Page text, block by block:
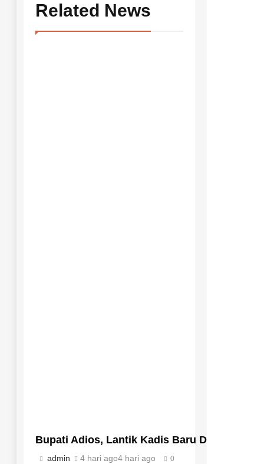
Related News
Bupati Adios, Lantik Kadis Baru Dan Lepas
admin 4 hari ago4 hari ago 0